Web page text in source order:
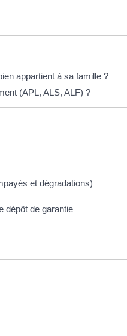
appartient à sa famille ?
(APL, ALS, ALF) ?
et dégradations)
dépôt de garantie